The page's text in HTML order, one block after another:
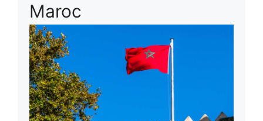
Maroc